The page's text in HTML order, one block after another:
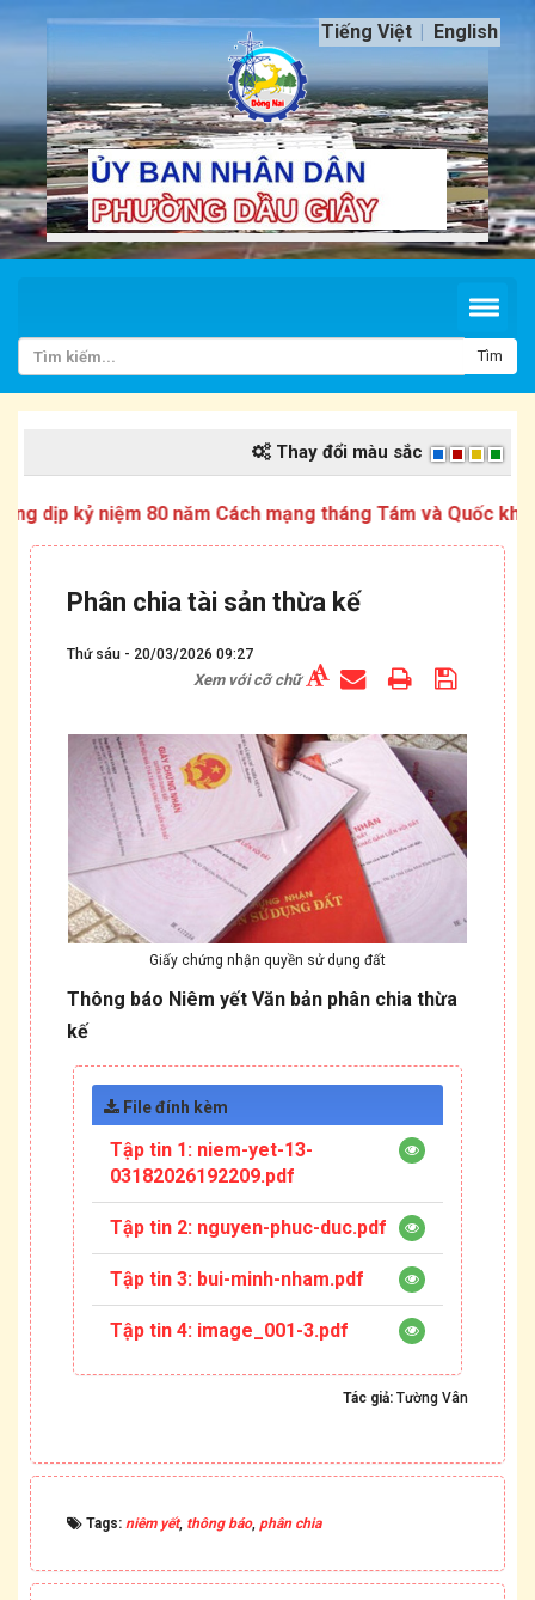
Tiếng Việt English
Tìm
Thay đổi màu sắc
dịp kỷ niệm 80 năm Cách mạng tháng Tám và Quốc khánh
Phân chia tài sản thừa kế
Thứ sáu - 20/03/2026 09:27
Xem với cỡ chữ
Giấy chứng nhận quyền sử dụng đất
Thông báo Niêm yết Văn bản phân chia thừa
kế
File đính kèm
Tập tin 1: niem-yet-13-
03182026192209.pdf
Tập tin 2: nguyen-phuc-duc.pdf
Tập tin 3: bui-minh-nham.pdf
Tập tin 4: image_001-3.pdf
Tác giả: Tường Vân
Tags: niêm yết, thông báo, phân chia